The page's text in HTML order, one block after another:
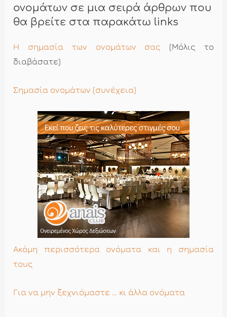
ονομάτων σε μια σειρά άρθρων που
θα βρείτε στα παρακάτω links
Η σημασία των ονομάτων σας (Μόλις το
διαβάσατε)
Σημασία ονομάτων (συνέχεια)
Ακόμη περισσότερα ονόματα και η σημασία
τους
Για να μην ξεχνιόμαστε … κι άλλα ονόματα